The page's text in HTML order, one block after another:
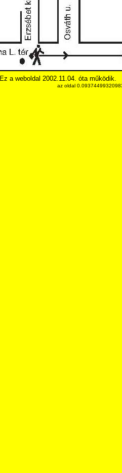
Ez a weboldal 2002.11.04. óta működik.
az oldal